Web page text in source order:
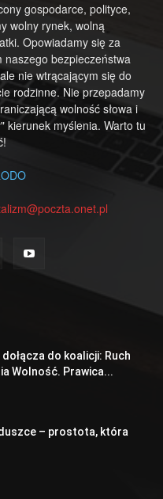
gospodarce, polityce,
wolny rynek, wolną
Opowiadamy się za
bezpieczeństwa
nie wtrącającym się do
rodzinne. Nie przepadamy
wolność słowa i
kierunek myślenia. Warto tu
do koalicji: Ruch
Wolność. Prawica...
– prostota, która